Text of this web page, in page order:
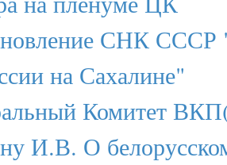
СНК СССР
на Сахалине"
Комитет
И.В. О